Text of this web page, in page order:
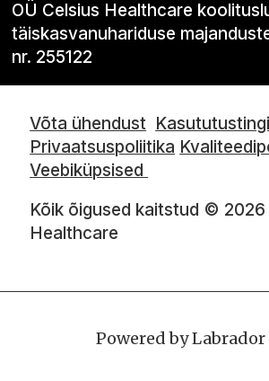
OÜ Celsius Healthcare
täiskasvanuhariduse
nr. 255122
Võta ühendust
Privaatsuspoliitika
Veebiküpsised
Kõik õigused kaitstud © 2026
Healthcare
Powered by Labrador